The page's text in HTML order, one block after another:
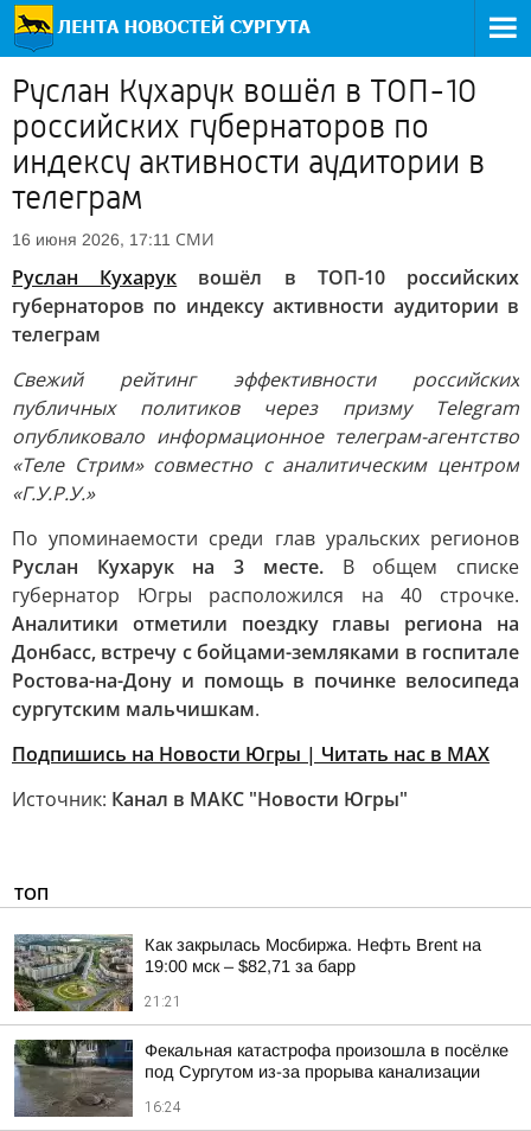
Руслан Кухарук вошёл в ТОП-10
российских губернаторов по
индексу активности аудитории в
телеграм
16 июня 2026, 17:11 СМИ
Руслан Кухарук вошёл в ТОП-10 российских
губернаторов по индексу активности аудитории в
телеграм
Свежий рейтинг эффективности российских
публичных политиков через призму Telegram
опубликовало информационное телеграм-агентство
«Теле Стрим» совместно с аналитическим центром
«Г.У.Р.У.»
По упоминаемости среди глав уральских регионов
Руслан Кухарук на 3 месте.В общем списке
губернатор Югры расположился на 40 строчке.
Аналитики отметили поездку главы региона на
Донбасс, встречу с бойцами-земляками в госпитале
Ростова-на-Дону и помощь в починке велосипеда
сургутским мальчишкам.
Подпишись на Новости Югры | Читать нас в MAX
Источник: Канал в МАКС "Новости Югры"
ТОП
Как закрылась Мосбиржа. Нефть Brent на
19:00 мск – $82,71 за барр
21:21
Фекальная катастрофа произошла в посёлке
под Сургутом из-за прорыва канализации
16:24